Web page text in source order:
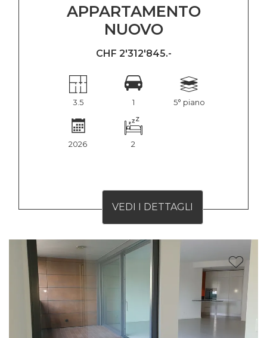
APPARTAMENTO
NUOVO
CHF 2'312'845.-
3.5 1 5° piano
2026 2
VEDI I DETTAGLI